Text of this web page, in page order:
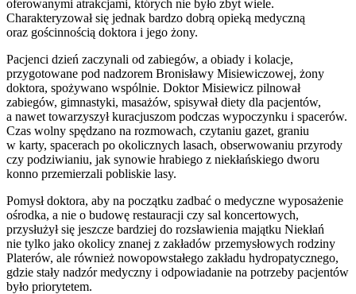
oferowanymi atrakcjami, których nie było zbyt wiele.
Charakteryzował się jednak bardzo dobrą opieką medyczną
oraz gościnnością doktora i jego żony.
Pacjenci dzień zaczynali od zabiegów, a obiady i kolacje,
przygotowane pod nadzorem Bronisławy Misiewiczowej, żony
doktora, spożywano wspólnie. Doktor Misiewicz pilnował
zabiegów, gimnastyki, masażów, spisywał diety dla pacjentów,
a nawet towarzyszył kuracjuszom podczas wypoczynku i spacerów.
Czas wolny spędzano na rozmowach, czytaniu gazet, graniu
w karty, spacerach po okolicznych lasach, obserwowaniu przyrody
czy podziwianiu, jak synowie hrabiego z niekłańskiego dworu
konno przemierzali pobliskie lasy.
Pomysł doktora, aby na początku zadbać o medyczne wyposażenie
ośrodka, a nie o budowę restauracji czy sal koncertowych,
przysłużył się jeszcze bardziej do rozsławienia majątku Niekłań
nie tylko jako okolicy znanej z zakładów przemysłowych rodziny
Platerów, ale również nowopowstałego zakładu hydropatycznego,
gdzie stały nadzór medyczny i odpowiadanie na potrzeby pacjentów
było priorytetem.